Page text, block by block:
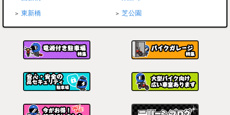
東新橋
芝公園